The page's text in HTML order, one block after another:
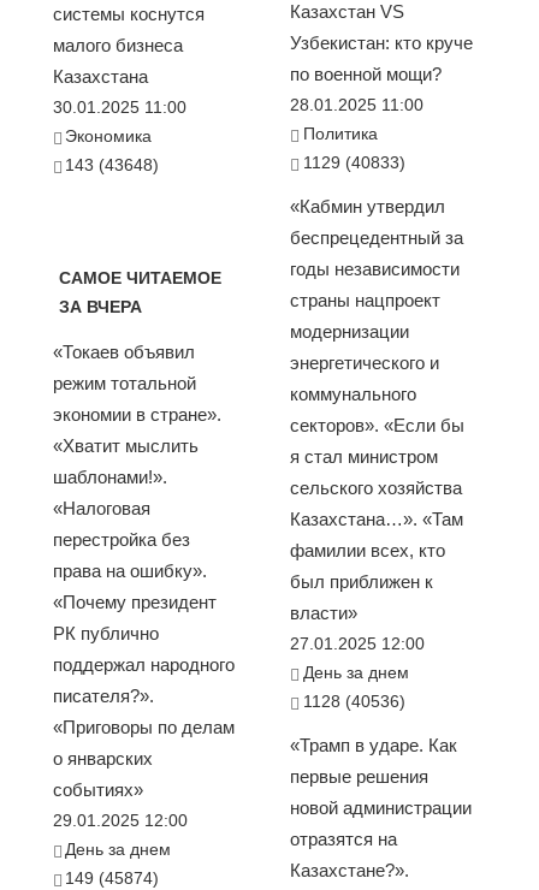
системы коснутся
малого бизнеса
Казахстана
30.01.2025 11:00
Экономика
143 (43648)
САМОЕ ЧИТАЕМОЕ
ЗА ВЧЕРА
«Токаев объявил
режим тотальной
экономии в стране».
«Хватит мыслить
шаблонами!».
«Налоговая
перестройка без
права на ошибку».
«Почему президент
РК публично
поддержал народного
писателя?».
«Приговоры по делам
о январских
событиях»
29.01.2025 12:00
День за днем
149 (45874)
Казахстан VS
Узбекистан: кто круче
по военной мощи?
28.01.2025 11:00
Политика
1129 (40833)
«Кабмин утвердил
беспрецедентный за
годы независимости
страны нацпроект
модернизации
энергетического и
коммунального
секторов». «Если бы
я стал министром
сельского хозяйства
Казахстана…». «Там
фамилии всех, кто
был приближен к
власти»
27.01.2025 12:00
День за днем
1128 (40536)
«Трамп в ударе. Как
первые решения
новой администрации
отразятся на
Казахстане?».